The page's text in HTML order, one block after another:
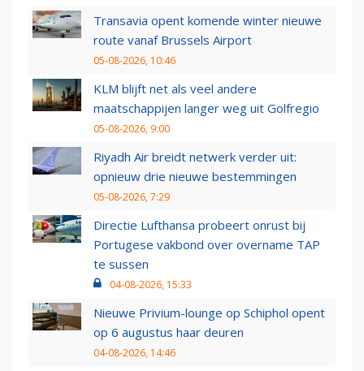
Transavia opent komende winter nieuwe
route vanaf Brussels Airport
05-08-2026, 10:46
KLM blijft net als veel andere
maatschappijen langer weg uit Golfregio
05-08-2026, 9:00
Riyadh Air breidt netwerk verder uit:
opnieuw drie nieuwe bestemmingen
05-08-2026, 7:29
Directie Lufthansa probeert onrust bij
Portugese vakbond over overname TAP
te sussen
04-08-2026, 15:33
Nieuwe Privium-lounge op Schiphol opent
op 6 augustus haar deuren
04-08-2026, 14:46